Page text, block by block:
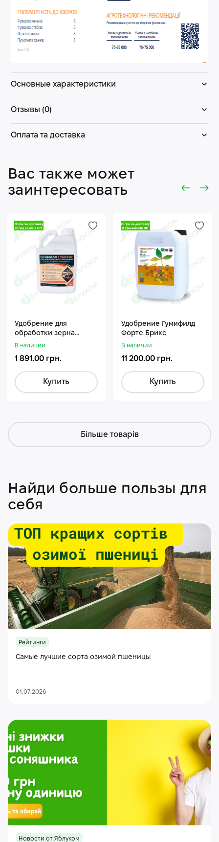
Основные характеристики
Отзывы (0)
Оплата та доставка
Вас также может
заинтересовать
Удобрение для
обработки зерна
Стармакс Гумифос
В наличии
1 891.00 грн.
Купить
Удобрение Гумифилд
Форте Брикс
В наличии
11 200.00 грн.
Купить
Більше товарів
Найди больше пользы для
себя
Рейтинги
Самые лучшие сорта озимой пшеницы
01.07.2026
Новости от Яблуком